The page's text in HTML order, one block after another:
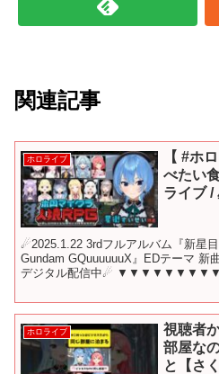
関連記事
ホロライブ
【 #ホ
べたい
ライブ /
☄2025.1.22 3rdフルアルバム『新星
Gundam GQuuuuuuX』EDテーマ 新
デジタル配信中☄
ホロライブ
視聴者
部屋な
と【さ